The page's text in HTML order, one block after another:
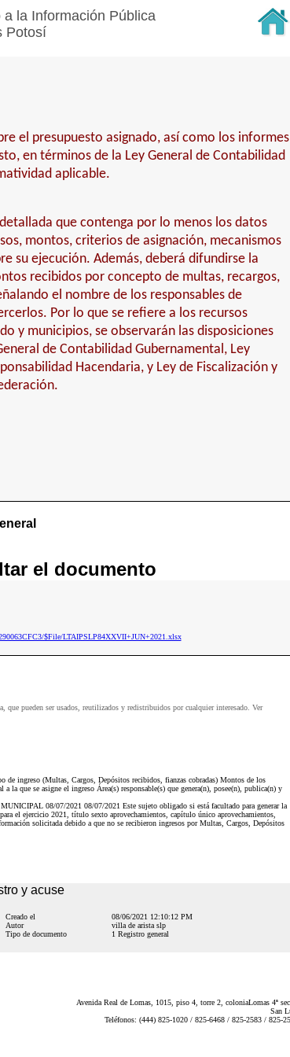
la Información Pública
Potosí
el presupuesto asignado, así como los informes
en términos de la Ley General de Contabilidad
aplicable.
que contenga por lo menos los datos
montos, criterios de asignación, mecanismos
su ejecución. Además, deberá difundirse la
recibidos por concepto de multas, recargos,
el nombre de los responsables de
Por lo que se refiere a los recursos
y municipios, se observarán las disposiciones
de Contabilidad Gubernamental, Ley
Hacendaria, y Ley de Fiscalización y
el documento
$File/LTAIPSLP84XXVII+JUN+2021.xlsx
que pueden ser usados, reutilizados y redistribuidos por cualquier interesado. Ver
ingreso (Multas, Cargos, Depósitos recibidos, fianzas cobradas) Montos de los
la que se asigne el ingreso Área(s) responsable(s) que genera(n), posee(n), publica(n) y
08/07/2021 08/07/2021 Este sujeto obligado si está facultado para generar la
el ejercicio 2021, título sexto aprovechamientos, capítulo único aprovechamientos,
solicitada debido a que no se recibieron ingresos por Multas, Cargos, Depósitos
y acuse
Creado el
08/06/2021 12:10:12 PM
Autor
villa de arista slp
Tipo de documento 1 Registro general
Avenida Real de Lomas, 1015, piso 4, torre 2, coloniaLomas 4ª
San
Teléfonos: (444) 825-1020 / 825-6468 / 825-2583 / 825-